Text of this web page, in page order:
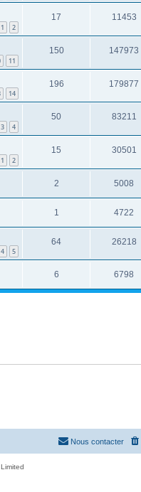
1 2
17 11453
11
150 147973
14
196 179877
3 4
50 83211
1 2
15 30501
2 5008
1 4722
4 5
64 26218
6 6798
Nous contacter